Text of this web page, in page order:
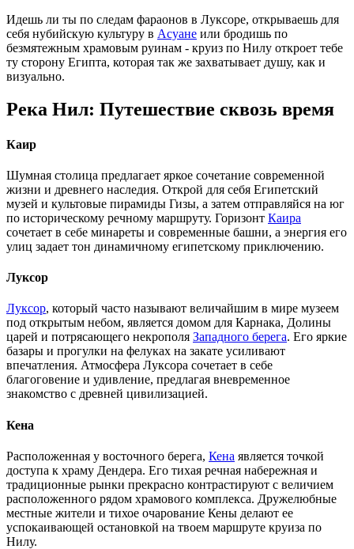
Идешь ли ты по следам фараонов в Луксоре, открываешь для
себя нубийскую культуру в Асуане или бродишь по
безмятежным храмовым руинам - круиз по Нилу откроет тебе
ту сторону Египта, которая так же захватывает душу, как и
визуально.
Река Нил: Путешествие сквозь время
Каир
Шумная столица предлагает яркое сочетание современной
жизни и древнего наследия. Открой для себя Египетский
музей и культовые пирамиды Гизы, а затем отправляйся на юг
по историческому речному маршруту. Горизонт Каира
сочетает в себе минареты и современные башни, а энергия его
улиц задает тон динамичному египетскому приключению.
Луксор
Луксор, который часто называют величайшим в мире музеем
под открытым небом, является домом для Карнака, Долины
царей и потрясающего некрополя Западного берега. Его яркие
базары и прогулки на фелуках на закате усиливают
впечатления. Атмосфера Луксора сочетает в себе
благоговение и удивление, предлагая вневременное
знакомство с древней цивилизацией.
Кена
Расположенная у восточного берега, Кена является точкой
доступа к храму Дендера. Его тихая речная набережная и
традиционные рынки прекрасно контрастируют с величием
расположенного рядом храмового комплекса. Дружелюбные
местные жители и тихое очарование Кены делают ее
успокаивающей остановкой на твоем маршруте круиза по
Нилу.